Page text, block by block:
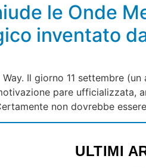
le Onde
inventato
Il giorno 11 settembre
pare ufficializzata,
non dovrebbe
ULTIMI